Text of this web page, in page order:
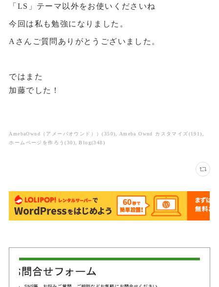
「LS」テーマ以外をお使いくださいね
今回は私も勉強になりました。
Aさんご質問ありがとうございました。
ではまた
加藤でした！
AmebaOwnd（アメーバオウンド））(350) Ameba Ownd カスタマイズ(191)
ホームページを作ろう(30) Blog(348)